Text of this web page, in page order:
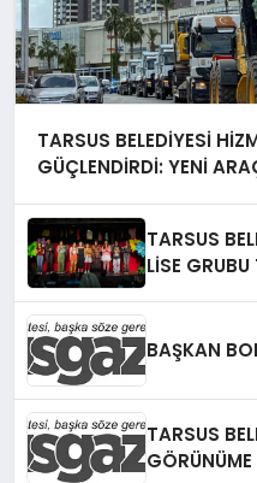
TARSUS BELEDİYESİ
GÜÇLENDİRDİ: YENİ
TARSUS
LİSE
BAŞKAN
TARSUS